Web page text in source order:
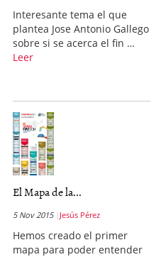
Interesante tema el que
plantea Jose Antonio Gallego
sobre si se acerca el fin …
Leer
El Mapa de la...
5 Nov 2015 Jesús Pérez
Hemos creado el primer
mapa para poder entender